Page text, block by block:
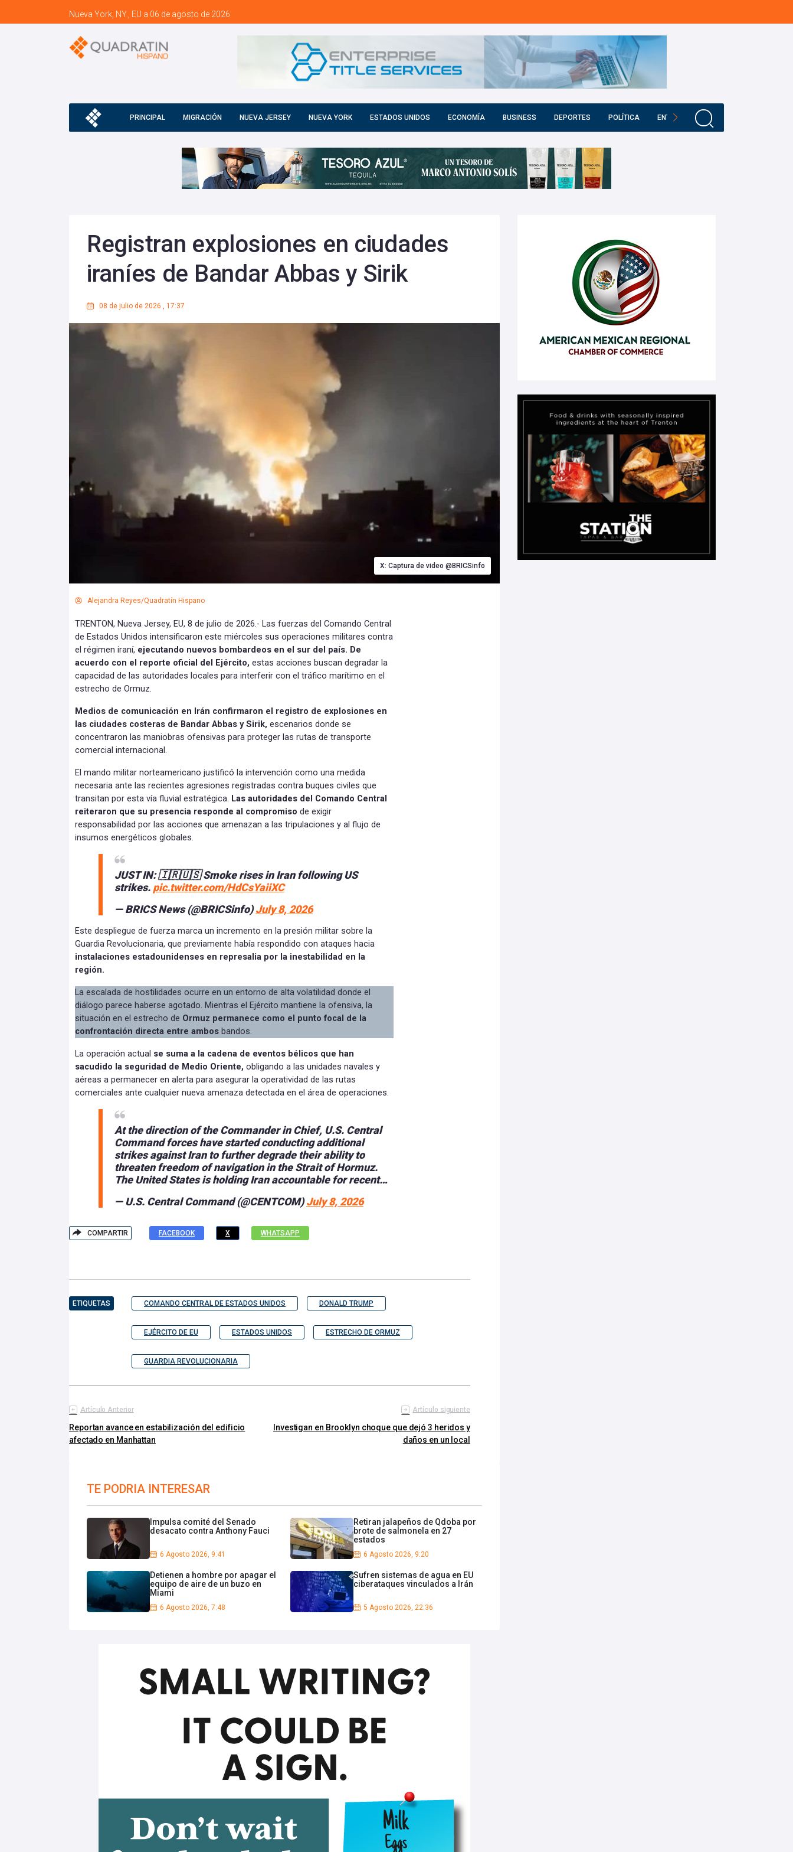
Nueva York, NY., EU a 06 de agosto de 2026
PRINCIPAL MIGRACIÓN NUEVA JERSEY NUEVA YORK ESTADOS UNIDOS ECONOMÍA BUSINESS DEPORTES POLÍTICA ENTRETENIMIENTO
Registran explosiones en ciudades
iraníes de Bandar Abbas y Sirik
08 de julio de 2026 , 17:37
X: Captura de video @BRICSinfo
Alejandra Reyes/Quadratín Hispano
TRENTON, Nueva Jersey, EU, 8 de julio de 2026.- Las fuerzas del Comando Central
de Estados Unidos intensificaron este miércoles sus operaciones militares contra
el régimen iraní, ejecutando nuevos bombardeos en el sur del país. De
acuerdo con el reporte oficial del Ejército, estas acciones buscan degradar la
capacidad de las autoridades locales para interferir con el tráfico marítimo en el
estrecho de Ormuz.
Medios de comunicación en Irán confirmaron el registro de explosiones en
las ciudades costeras de Bandar Abbas y Sirik, escenarios donde se
concentraron las maniobras ofensivas para proteger las rutas de transporte
comercial internacional.
El mando militar norteamericano justificó la intervención como una medida
necesaria ante las recientes agresiones registradas contra buques civiles que
transitan por esta vía fluvial estratégica. Las autoridades del Comando Central
reiteraron que su presencia responde al compromiso de exigir
responsabilidad por las acciones que amenazan a las tripulaciones y al flujo de
insumos energéticos globales.
JUST IN: 🇮🇷🇺🇸 Smoke rises in Iran following US
strikes. pic.twitter.com/HdCsYaiiXC
— BRICS News (@BRICSinfo)July 8, 2026
Este despliegue de fuerza marca un incremento en la presión militar sobre la
Guardia Revolucionaria, que previamente había respondido con ataques hacia
instalaciones estadounidenses en represalia por la inestabilidad en la
región.
La escalada de hostilidades ocurre en un entorno de alta volatilidad donde el
diálogo parece haberse agotado. Mientras el Ejército mantiene la ofensiva, la
situación en el estrecho de Ormuz permanece como el punto focal de la
confrontación directa entre ambos bandos.
La operación actual se suma a la cadena de eventos bélicos que han
sacudido la seguridad de Medio Oriente, obligando a las unidades navales y
aéreas a permanecer en alerta para asegurar la operatividad de las rutas
comerciales ante cualquier nueva amenaza detectada en el área de operaciones.
At the direction of the Commander in Chief, U.S. Central
Command forces have started conducting additional
strikes against Iran to further degrade their ability to
threaten freedom of navigation in the Strait of Hormuz.
The United States is holding Iran accountable for recent…
— U.S. Central Command (@CENTCOM)July 8, 2026
COMPARTIR FACEBOOK X WHATSAPP
ETIQUETAS COMANDO CENTRAL DE ESTADOS UNIDOS DONALD TRUMP
EJÉRCITO DE EU ESTADOS UNIDOS ESTRECHO DE ORMUZ
GUARDIA REVOLUCIONARIA
Artículo Anterior
Reportan avance en estabilización del edificio
afectado en Manhattan
Artículo siguiente
Investigan en Brooklyn choque que dejó 3 heridos y
daños en un local
TE PODRIA INTERESAR
Impulsa comité del Senado
desacato contra Anthony Fauci
6 Agosto 2026, 9:41
Retiran jalapeños de Qdoba por
brote de salmonela en 27
estados
6 Agosto 2026, 9:20
Detienen a hombre por apagar el
equipo de aire de un buzo en
Miami
6 Agosto 2026, 7:48
Sufren sistemas de agua en EU
ciberataques vinculados a Irán
5 Agosto 2026, 22:36